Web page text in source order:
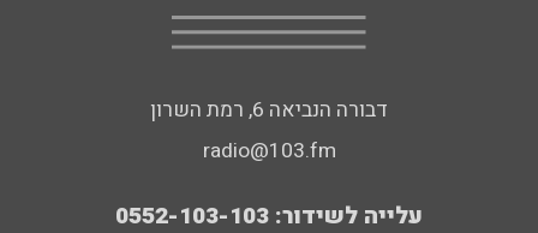
דבורה הנביאה 6, רמת השרון
radio@103.fm
עלייה לשידור: 0552-103-103